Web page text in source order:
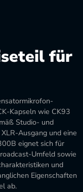
für
Kapseln wie CK93
Studio- und
Ausgang und eine
eignet sich für
Umfeld sowie
und
Eigenschaften
ab.